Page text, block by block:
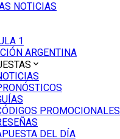
NOTICIAS
1
ARGENTINA
PROMOCIONALES
DEL DÍA